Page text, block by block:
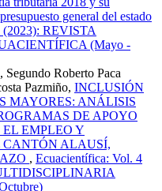
general del estado
(2023): REVISTA
(Mayo -
Roberto Paca
Pazmiño, INCLUSIÓN
MAYORES: ANÁLISIS
DE APOYO
EMPLEO Y
CANTÓN ALAUSÍ,
, Ecuacientífica: Vol. 4